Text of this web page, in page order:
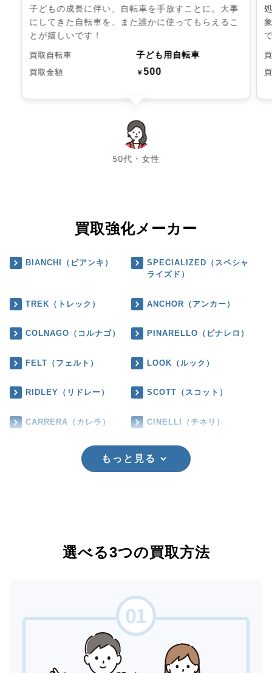
子どもの成長に伴い、自転車を手放すことに。大事
にしてきた自転車を、また誰かに使ってもらえるこ
とが嬉しいです！
買取自転車 子ども用自転車
買取金額 ￥500
50代・女性
chevron_left chevron_right
買取強化メーカー
BIANCHI（ビアンキ）
SPECIALIZED（スペシャ
ライズド）
TREK（トレック） ANCHOR（アンカー）
COLNAGO（コルナゴ） PINARELLO（ピナレロ）
FELT（フェルト） LOOK（ルック）
RIDLEY（リドレー） SCOTT（スコット）
CARRERA（カレラ） CINELLI（チネリ）
もっと見る
選べる3つの買取方法